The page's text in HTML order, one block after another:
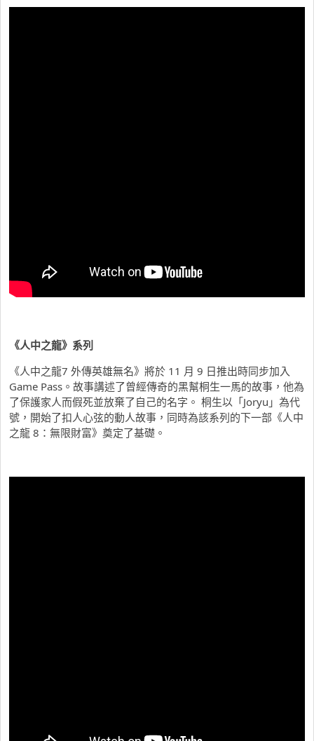
《人中之龍》系列
《人中之龍7 外傳英雄無名》將於 11 月 9 日推出時同步加入
Game Pass。故事講述了曾經傳奇的黑幫桐生一馬的故事，他為
了保護家人而假死並放棄了自己的名字。 桐生以「Joryu」為代
號，開始了扣人心弦的動人故事，同時為該系列的下一部《人中
之龍 8：無限財富》奠定了基礎。